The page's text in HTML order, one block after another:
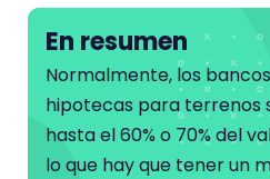
En resumen
Normalmente, los
hipotecas para terrenos
hasta el 60% o 70% del
lo que hay que tener un